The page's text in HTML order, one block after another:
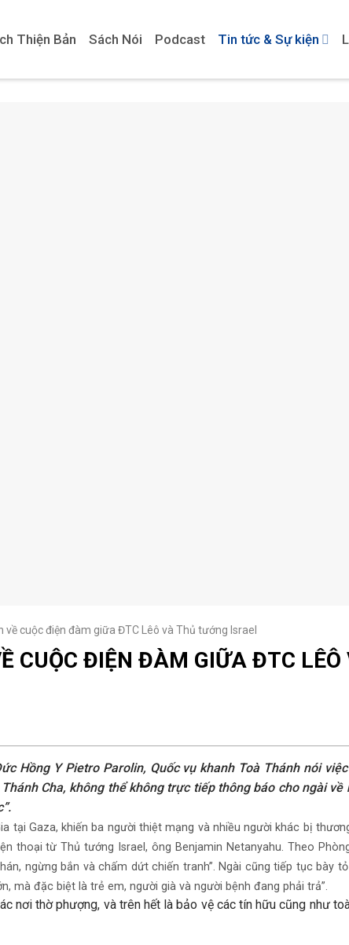
Thiện Bản Sách Nói Podcast Tin tức & Sự kiện
về cuộc điện đàm giữa ĐTC Lêô và Thủ tướng Israel
CUỘC ĐIỆN ĐÀM GIỮA ĐTC LÊÔ
Hồng Y Pietro Parolin, Quốc vụ khanh Toà Thánh nói
Cha, không thể không trực tiếp thông báo cho ngài
tại Gaza, khiến ba người thiệt mạng và nhiều người khác bị
thoại từ Thủ tướng Israel, ông Benjamin Netanyahu. Theo
ngừng bắn và chấm dứt chiến tranh”. Ngài cũng tiếp tục bày
mà đặc biệt là trẻ em, người già và người bệnh đang phải trả”.
nơi thờ phượng, và trên hết là bảo vệ các tín hữu cũng như